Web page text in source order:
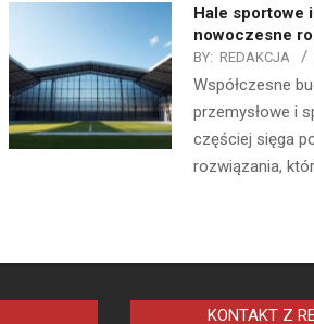
Hale sportowe
nowoczesne
BY: REDAKCJA
Współczesne
przemysłowe i
częściej sięga
rozwiązania,
KONTAKT Z